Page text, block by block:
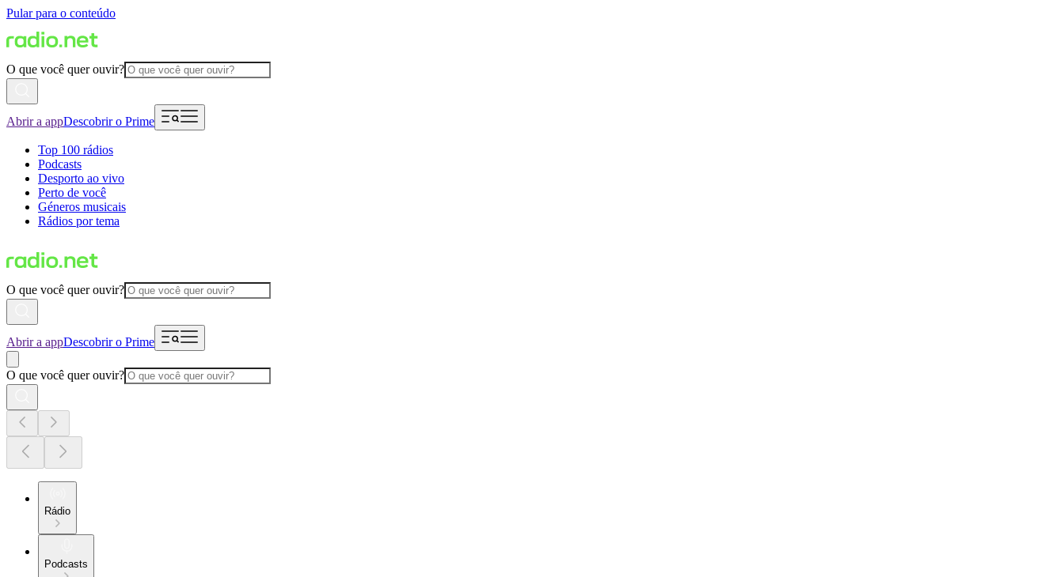
Pular para o conteúdo
O que você quer ouvir?
Abrir a appDescobrir o Prime
Top 100 rádios
Podcasts
Desporto ao vivo
Perto de você
Géneros musicais
Rádios por tema
O que você quer ouvir?
Abrir a appDescobrir o Prime
O que você quer ouvir?
Rádio
Podcasts